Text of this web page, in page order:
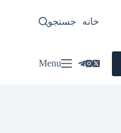
خانه سیاسی
جستجو
Menu